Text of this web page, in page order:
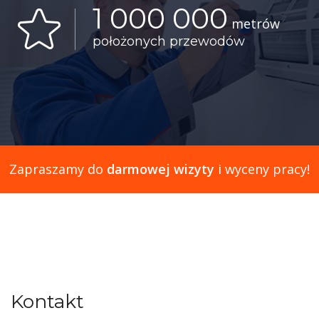
1 000 000 metrów
położonych przewodów
Zapraszamy do darmowej wizyty i wyceny pracy!
Kontakt